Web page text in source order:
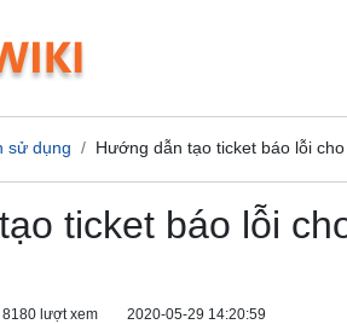
sử dụng Hướng dẫn tạo ticket báo lỗi
ticket báo lỗi
8180 lượt xem 2020-05-29 14:20:59